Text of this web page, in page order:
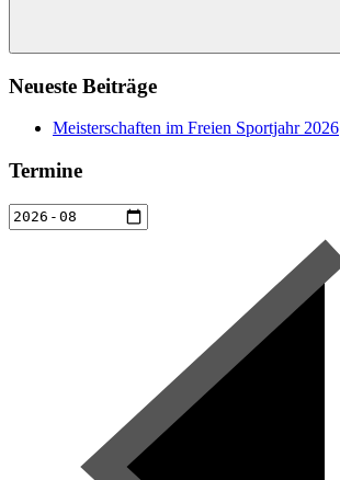
Suchen
Neueste Beiträge
Meisterschaften im Freien Sportjahr 2026
Termine